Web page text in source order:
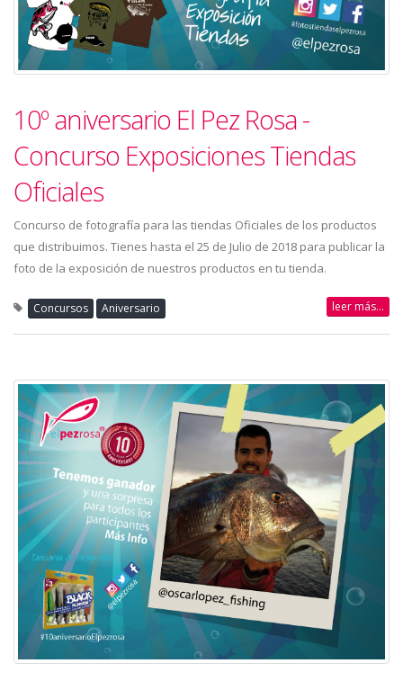
10º aniversario El Pez Rosa -
Concurso Exposiciones Tiendas
Oficiales
Concurso de fotografía para las tiendas Oficiales de los productos
que distribuimos. Tienes hasta el 25 de Julio de 2018 para publicar la
foto de la exposición de nuestros productos en tu tienda.
Concursos Aniversario leer más...